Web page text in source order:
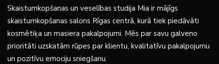
Skaistumkopšanas un veselības studija Mia ir mājīgs
skaistumkopšanas salons Rīgas centrā, kurā tiek piedāvāti
kosmētiķa un masiera pakalpojumi. Mēs par savu galveno
prioritāti uzskatām rūpes par klientu, kvalitatīvu pakalpojumu
un pozitīvu emociju sniegšanu.